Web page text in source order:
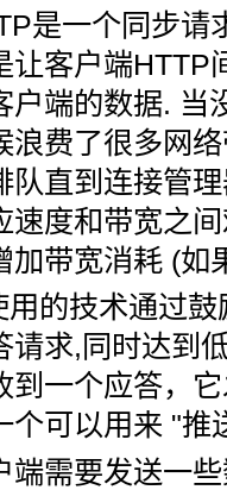
是一个同步
让客户端HTTP
户端的数据. 当
浪费了很多网
队直到连接管
速度和带宽之
加带宽消耗 (如
用的技术通过
请求,同时达到
到一个应答，
个可以用来 "推
端需要发送一